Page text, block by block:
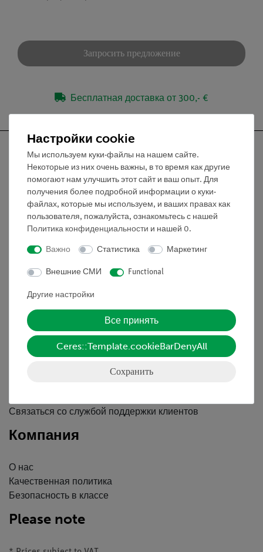
Запросить предложение
Бесплатная доставка от 300,- €
Информация
Условия сотрудничества
Вводные данные
Обслуживание
Краткий обзор услуг
Связаться со службой поддержки клиентов
Компания
О нас
Качественная политика
Безопасность в классе
Please note
Настройки cookie
Мы используем куки-файлы на нашем сайте.
Некоторые из них очень важны, в то время как другие
помогают нам улучшить этот сайт и ваш опыт. Для
получения более подробной информации о куки-
файлах, которые мы используем, и ваших правах как
пользователя, пожалуйста, ознакомьтесь с нашей
Политика конфиденциальности и нашей 0.
Важно Статистика Маркетинг
Внешние СМИ Functional
Другие настройки
Все принять
Ceres::Template.cookieBarDenyAll
Сохранить